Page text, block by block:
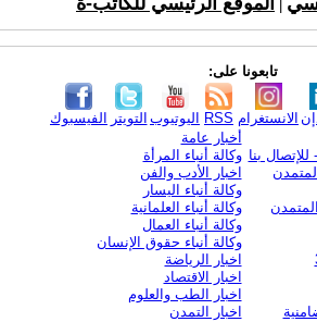
تابعونا على:
الفيسبوك التويتر اليوتيوب RSS الانستغرام
بنا
أخبار عامة
وكالة أنباء المرأة
اخبار الأدب والفن
وكالة أنباء اليسار
وكالة أنباء العلمانية
وكالة أنباء العمال
وكالة أنباء حقوق الإنسان
اخبار الرياضة
اخبار الاقتصاد
اخبار الطب والعلوم
اخبار التمدن